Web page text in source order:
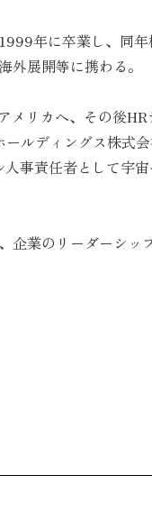
年に卒業し、同年
外展開等に携わる。
メリカへ、その後
ルディングス株式
事責任者として宇
業のリーダーシッ